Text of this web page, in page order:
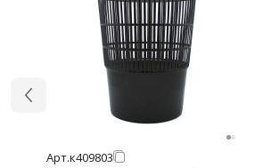
Арт.к409803